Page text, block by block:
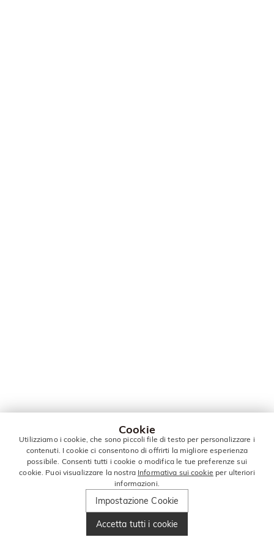
Cookie
Utilizziamo i cookie, che sono piccoli file di testo per personalizzare i
contenuti. I cookie ci consentono di offrirti la migliore esperienza
possibile. Consenti tutti i cookie o modifica le tue preferenze sui
cookie. Puoi visualizzare la nostra Informativa sui cookie per ulteriori
informazioni.
Impostazione Cookie
Accetta tutti i cookie